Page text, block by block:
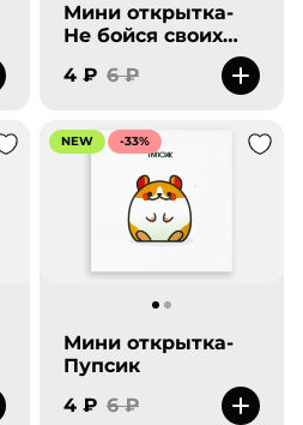
Мини открытка-
Не бойся своих
желаний- бойся
моих.
4 ₽ 6 ₽
NEW -33%
Мини открытка-
Пупсик
4 ₽ 6 ₽